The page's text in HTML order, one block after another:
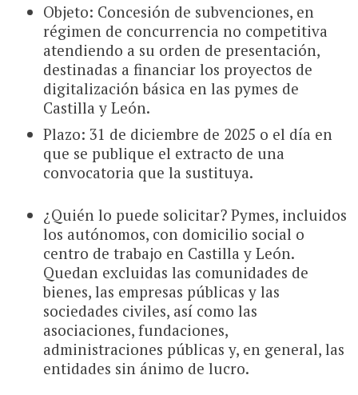
Objeto: Concesión de subvenciones, en
régimen de concurrencia no competitiva
atendiendo a su orden de presentación,
destinadas a financiar los proyectos de
digitalización básica en las pymes de
Castilla y León.
Plazo: 31 de diciembre de 2025 o el día en
que se publique el extracto de una
convocatoria que la sustituya.
¿Quién lo puede solicitar? Pymes, incluidos
los autónomos, con domicilio social o
centro de trabajo en Castilla y León.
Quedan excluidas las comunidades de
bienes, las empresas públicas y las
sociedades civiles, así como las
asociaciones, fundaciones,
administraciones públicas y, en general, las
entidades sin ánimo de lucro.